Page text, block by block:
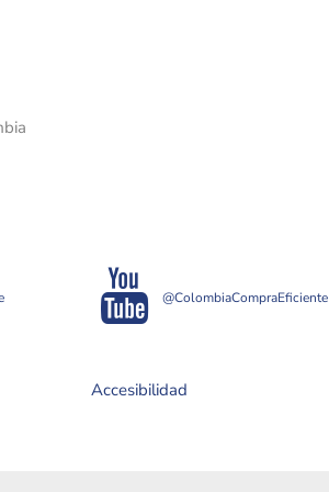
@ColombiaCompraEficiente
Accesibilidad